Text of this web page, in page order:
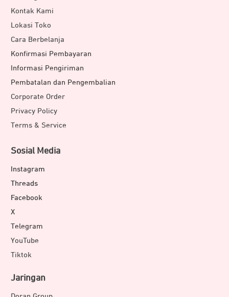
Kontak Kami
Lokasi Toko
Cara Berbelanja
Konfirmasi Pembayaran
Informasi Pengiriman
Pembatalan dan Pengembalian
Corporate Order
Privacy Policy
Terms & Service
Sosial Media
Instagram
Threads
Facebook
X
Telegram
YouTube
Tiktok
Jaringan